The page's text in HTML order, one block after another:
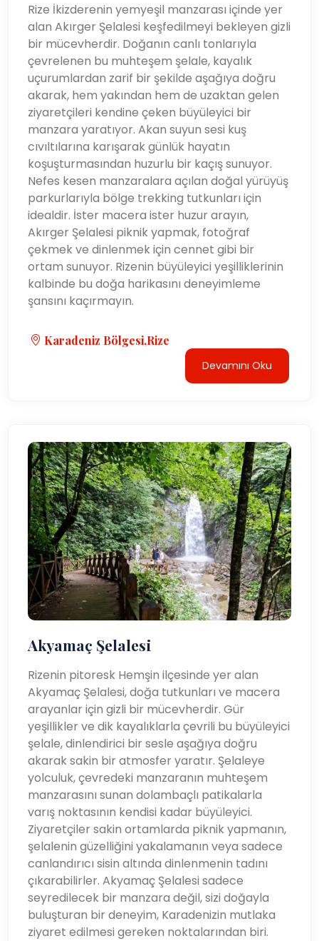
Rize İkizderenin yemyeşil manzarası içinde yer
alan Akırger Şelalesi keşfedilmeyi bekleyen gizli
bir mücevherdir. Doğanın canlı tonlarıyla
çevrelenen bu muhteşem şelale, kayalık
uçurumlardan zarif bir şekilde aşağıya doğru
akarak, hem yakından hem de uzaktan gelen
ziyaretçileri kendine çeken büyüleyici bir
manzara yaratıyor. Akan suyun sesi kuş
cıvıltılarına karışarak günlük hayatın
koşuşturmasından huzurlu bir kaçış sunuyor.
Nefes kesen manzaralara açılan doğal yürüyüş
parkurlarıyla bölge trekking tutkunları için
idealdir. İster macera ister huzur arayın,
Akırger Şelalesi piknik yapmak, fotoğraf
çekmek ve dinlenmek için cennet gibi bir
ortam sunuyor. Rizenin büyüleyici yeşilliklerinin
kalbinde bu doğa harikasını deneyimleme
şansını kaçırmayın.
Karadeniz Bölgesi,Rize
Devamını Oku
Akyamaç Şelalesi
Rizenin pitoresk Hemşin ilçesinde yer alan
Akyamaç Şelalesi, doğa tutkunları ve macera
arayanlar için gizli bir mücevherdir. Gür
yeşillikler ve dik kayalıklarla çevrili bu büyüleyici
şelale, dinlendirici bir sesle aşağıya doğru
akarak sakin bir atmosfer yaratır. Şelaleye
yolculuk, çevredeki manzaranın muhteşem
manzarasını sunan dolambaçlı patikalarla
varış noktasının kendisi kadar büyüleyici.
Ziyaretçiler sakin ortamlarda piknik yapmanın,
şelalenin güzelliğini yakalamanın veya sadece
canlandırıcı sisin altında dinlenmenin tadını
çıkarabilirler. Akyamaç Şelalesi sadece
seyredilecek bir manzara değil, sizi doğayla
buluşturan bir deneyim, Karadenizin mutlaka
ziyaret edilmesi gereken noktalarından biri.